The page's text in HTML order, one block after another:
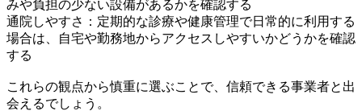
みや負担の少ない設備があるかを確認する
通院しやすさ：定期的な診療や健康管理で日常的に利用する
場合は、自宅や勤務地からアクセスしやすいかどうかを確認
する
これらの観点から慎重に選ぶことで、信頼できる事業者と出
会えるでしょう。